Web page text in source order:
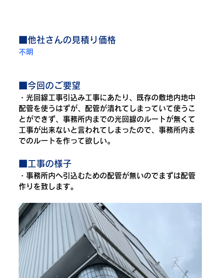
■他社さんの見積り価格
不明
■今回のご要望
・光回線工事引込み工事にあたり、既存の敷地内地中
配管を使うはずが、配管が潰れてしまっていて使うこ
とができず、事務所内までの光回線のルートが無くて
工事が出来ないと言われてしまったので、事務所内ま
でのルートを作って欲しい。
■工事の様子
・事務所内へ引込むための配管が無いのでまずは配管
作りを致します。